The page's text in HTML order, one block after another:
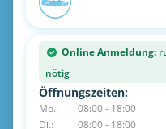
Online Anmeldung:
nötig
Öffnungszeiten:
Mo.:
08:00 - 18:00
Di.:
08:00 - 18:00